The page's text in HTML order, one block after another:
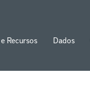
Recursos Dados